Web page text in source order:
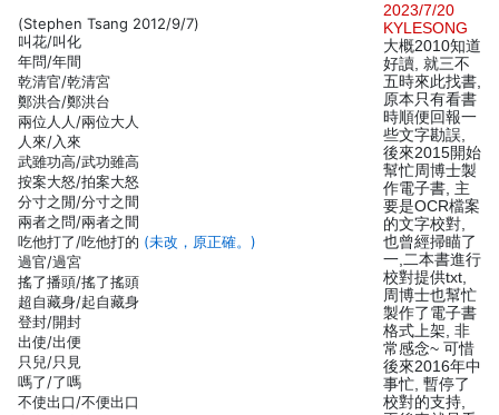
(Stephen Tsang 2012/9/7)
叫花/叫化
年問/年間
乾清官/乾清宮
鄭洪合/鄭洪台
兩位人人/兩位大人
人來/入來
武雖功高/武功雖高
按案大怒/拍案大怒
分寸之閒/分寸之間
兩者之問/兩者之間
吃他打了/吃他打的 (未改，原正確。)
過官/過宮
搖了播頭/搖了搖頭
超自藏身/起自藏身
登封/開封
出使/出便
只兒/只見
嗎了/了嗎
不使出口/不便出口
2023/7/20
KYLESONG
大概2010知道
好讀, 就三不
五時來此找書,
原本只有看書
時順便回報一
些文字勘誤,
後來2015開始
幫忙周博士製
作電子書, 主
要是OCR檔案
的文字校對,
也曾經掃瞄了
一,二本書進行
校對提供txt,
周博士也幫忙
製作了電子書
格式上架, 非
常感念~ 可惜
後來2016年中
事忙, 暫停了
校對的支持,